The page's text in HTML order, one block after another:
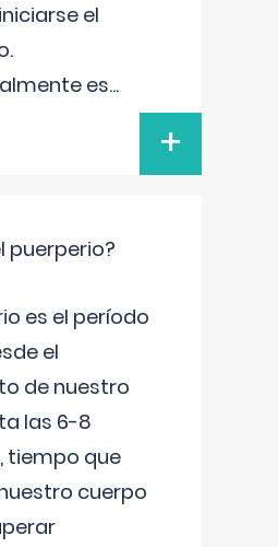
el
es...
+
puerperio?
es el período
el
de nuestro
las 6-8
tiempo que
cuerpo